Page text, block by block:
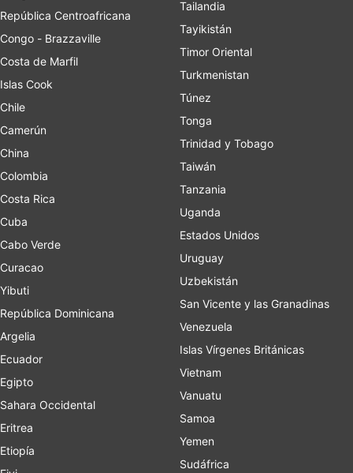
República Centroafricana
Congo - Brazzaville
Costa de Marfil
Islas Cook
Chile
Camerún
China
Colombia
Costa Rica
Cuba
Cabo Verde
Curacao
Yibuti
República Dominicana
Argelia
Ecuador
Egipto
Sahara Occidental
Eritrea
Etiopía
Tailandia
Tayikistán
Timor Oriental
Turkmenistan
Túnez
Tonga
Trinidad y Tobago
Taiwán
Tanzania
Uganda
Estados Unidos
Uruguay
Uzbekistán
San Vicente y las Granadinas
Venezuela
Islas Vírgenes Británicas
Vietnam
Vanuatu
Samoa
Yemen
Sudáfrica